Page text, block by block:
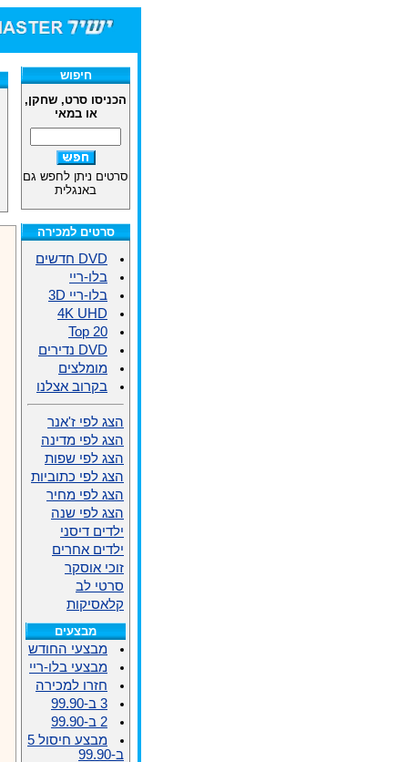
חיפוש
הכניסו סרט, שחקן,
או במאי
סרטים ניתן לחפש גם
באנגלית
סרטים למכירה
DVD חדשים
בלו-ריי
בלו-ריי 3D
4K UHD
Top 20
DVD נדירים
מומלצים
בקרוב אצלנו
הצג לפי ז'אנר
הצג לפי מדינה
הצג לפי שפות
הצג לפי כתוביות
הצג לפי מחיר
הצג לפי שנה
ילדים דיסני
ילדים אחרים
זוכי אוסקר
סרטי לב
קלאסיקות
מבצעים
מבצעי החודש
מבצעי בלו-ריי
חזרו למכירה
3 ב-99.90
2 ב-99.90
מבצע חיסול 5
ב-99.90